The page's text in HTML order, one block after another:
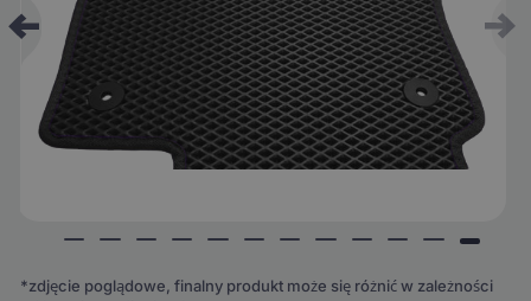
*zdjęcie poglądowe, finalny produkt może się różnić w zależności